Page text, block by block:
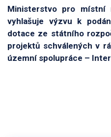
Ministerstvo pro místní
vyhlašuje výzvu k
dotace ze státního
projektů schválených v
územní spolupráce –